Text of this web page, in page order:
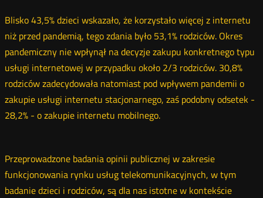
Blisko 43,5% dzieci wskazało, że korzystało więcej z internetu
niż przed pandemią, tego zdania było 53,1% rodziców. Okres
pandemiczny nie wpłynął na decyzje zakupu konkretnego typu
usługi internetowej w przypadku około 2/3 rodziców. 30,8%
rodziców zadecydowała natomiast pod wpływem pandemii o
zakupie usługi internetu stacjonarnego, zaś podobny odsetek -
28,2% - o zakupie internetu mobilnego.
Przeprowadzone badania opinii publicznej w zakresie
funkcjonowania rynku usług telekomunikacyjnych, w tym
badanie dzieci i rodziców, są dla nas istotne w kontekście